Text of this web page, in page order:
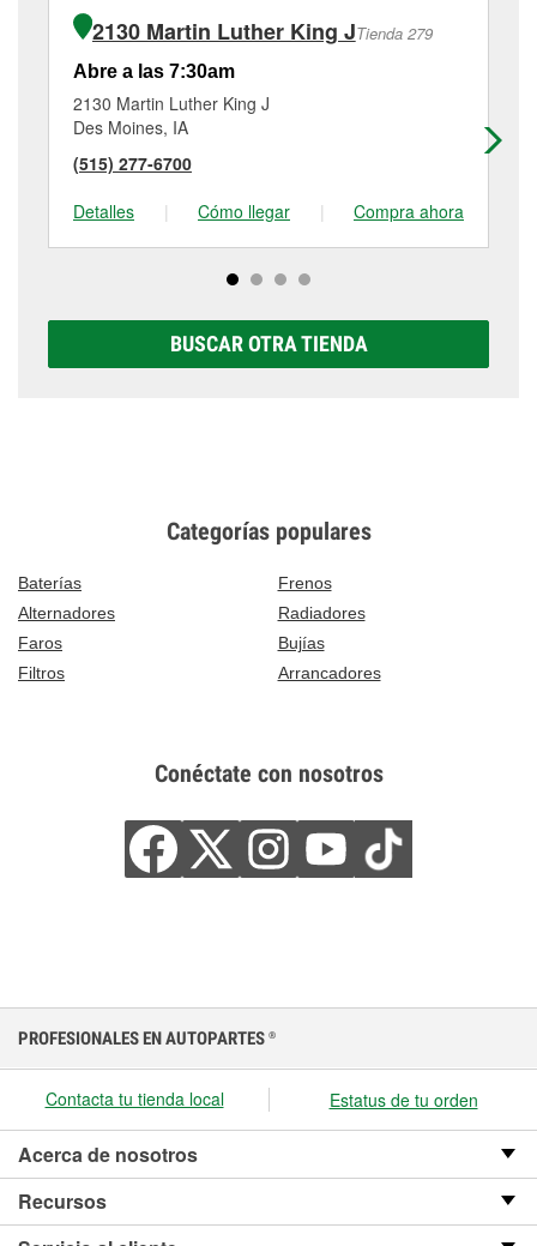
2130 Martin Luther King JTienda 279
Abre a las 7:30am
2130 Martin Luther King J
Des Moines, IA
(515) 277-6700
Detalles
| Cómo llegar | Compra ahora
BUSCAR OTRA TIENDA
Categorías populares
Baterías
Frenos
Alternadores
Radiadores
Faros
Bujías
Filtros
Arrancadores
Conéctate con nosotros
PROFESIONALES EN AUTOPARTES ®
Contacta tu tienda local Estatus de tu orden
Acerca de nosotros
Recursos